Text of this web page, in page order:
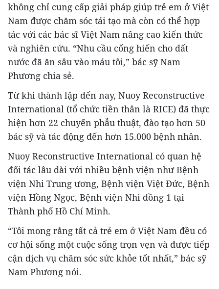
không chỉ cung cấp giải pháp giúp trẻ em ở Việt
Nam được chăm sóc tái tạo mà còn có thể hợp
tác với các bác sĩ Việt Nam nâng cao kiến thức
và nghiên cứu. “Nhu cầu cống hiến cho đất
nước đã ăn sâu vào máu tôi,” bác sỹ Nam
Phương chia sẻ.
Từ khi thành lập đến nay, Nuoy Reconstructive
International (tổ chức tiền thân là RICE) đã thực
hiện hơn 22 chuyến phẫu thuật, đào tạo hơn 50
bác sỹ và tác động đến hơn 15.000 bệnh nhân.
Nuoy Reconstructive International có quan hệ
đối tác lâu dài với nhiều bệnh viện như Bệnh
viện Nhi Trung ương, Bệnh viện Việt Đức, Bệnh
viện Hồng Ngọc, Bệnh viện Nhi đồng 1 tại
Thành phố Hồ Chí Minh.
“Tôi mong rằng tất cả trẻ em ở Việt Nam đều có
cơ hội sống một cuộc sống trọn vẹn và được tiếp
cận dịch vụ chăm sóc sức khỏe tốt nhất,” bác sỹ
Nam Phương nói.